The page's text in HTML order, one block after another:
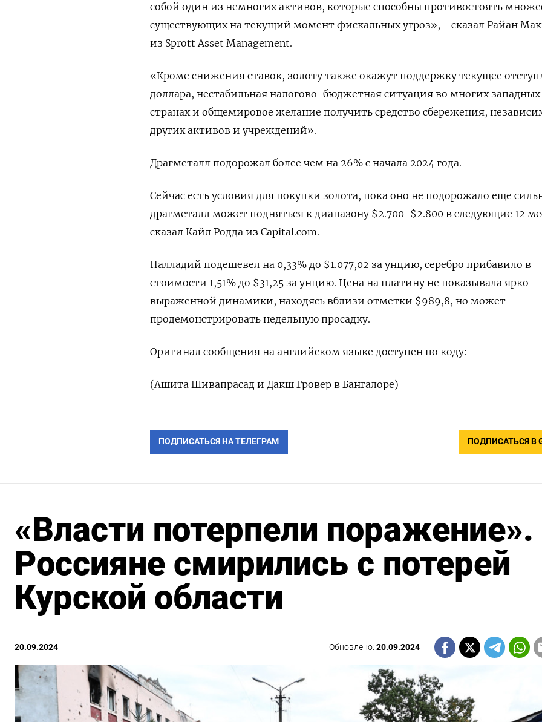
собой один из немногих активов, которые способны противостоять
существующих на текущий момент фискальных угроз», - сказал Райан
из Sprott Asset Management.
«Кроме снижения ставок, золоту также окажут поддержку текущее
доллара, нестабильная налогово-бюджетная ситуация во многих западных
странах и общемировое желание получить средство сбережения,
других активов и учреждений».
Драгметалл подорожал более чем на 26% с начала 2024 года.
Сейчас есть условия для покупки золота, пока оно не подорожало еще
драгметалл может подняться к диапазону $2.700-$2.800 в следующие 12
сказал Кайл Родда из Capital.com.
Палладий подешевел на 0,33% до $1.077,02​​ за унцию, серебро прибавило в
стоимости 1,51% до $31,25​ за унцию. Цена на платину не показывала ярко
выраженной динамики, находясь вблизи отметки $989,8, но может
продемонстрировать недельную просадку.
Оригинал сообщения на английском языке доступен по коду:
(Ашита Шивапрасад и Дакш Гровер в Бангалоре)
ПОДПИСАТЬСЯ НА ТЕЛЕГРАМ ПОДПИСАТЬСЯ В
«Власти потерпели поражение».
Россияне смирились с потерей
Курской области
20.09.2024 Обновлено:20.09.2024